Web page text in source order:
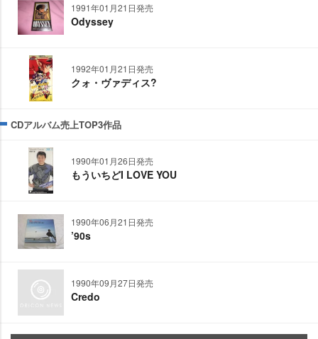
1991年01月21日発売
Odyssey
1992年01月21日発売
クォ・ヴァディス?
CDアルバム売上TOP3作品
1990年01月26日発売
もういちどI LOVE YOU
1990年06月21日発売
’90s
1990年09月27日発売
Credo